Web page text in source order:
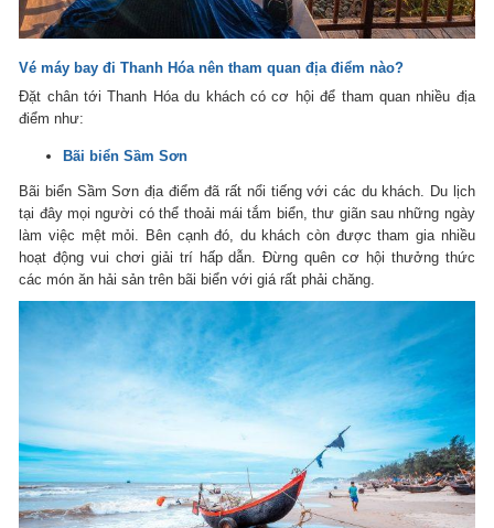
Vé máy bay đi Thanh Hóa nên tham quan địa điểm nào?
Đặt chân tới Thanh Hóa du khách có cơ hội để tham quan nhiều địa
điểm như:
Bãi biển Sầm Sơn
Bãi biển Sầm Sơn địa điểm đã rất nổi tiếng với các du khách. Du lịch
tại đây mọi người có thể thoải mái tắm biển, thư giãn sau những ngày
làm việc mệt mỏi. Bên cạnh đó, du khách còn được tham gia nhiều
hoạt động vui chơi giải trí hấp dẫn. Đừng quên cơ hội thưởng thức
các món ăn hải sản trên bãi biển với giá rất phải chăng.